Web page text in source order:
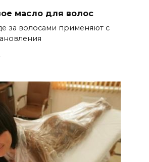
масло для волос
за волосами применяют с